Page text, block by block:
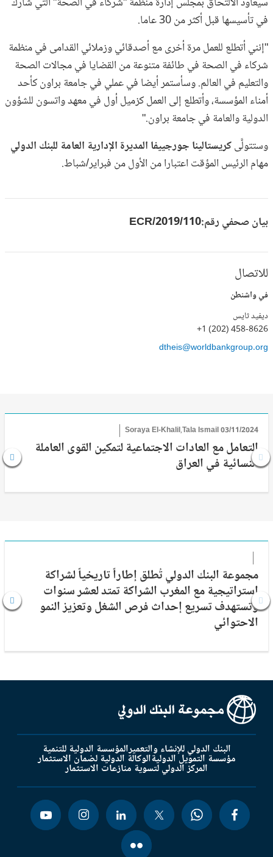
في تأسيسها قبل أكثر من 30 عاما.
"إنني أتطلع للعمل مرة أخرى مع أصدقائي وزملائي القدامى في منظمة
شركاء في الصحة في طائفة متنوعة من القضايا في مجالات الصحة
والتعليم في العالم. وسأستمر أيضا في عملي في جامعة براون كأحد
أمناء المؤسسة، وأتطلع إلى العمل كزميل أول في معهد واتسون للشؤون
الدولية والعامة في جامعة براون."
وستتولَّىكريستالينا جورجييفا المديرة الإدارية العامة للبنك الدولي
مهام الرئيس المؤقت اعتبارا من الأول من فبراير/شباط.
بيان صحفي رقم:2019/110/ECR
للاتصال
في واشنطن
ديفيد ثايس
+1 (202) 458-8626
dtheis@worldbankgroup.org
Soraya El-Khalil,Tala Ismail03/11/2024
التعامل مع العادات الاجتماعية لتمكين القوى العاملة
النسائية في العراق
مجموعة البنك الدولي تُطلق إطاراً تاريخياً لشراكة
إستراتيجية مع المغرب الشراكة تمتد لعشر سنوات
وتستهدف تسريع إحداث فرص الشغل وتعزيز النمو
الاحتوائي
البنك الدولي للإنشاء والتعميرالمؤسسة الدولية للتنمية
مؤسسة التمويل الدوليةالوكالة الدولية لضمان الاستثمار
المركز الدولي لتسوية منازعات الاستثمار